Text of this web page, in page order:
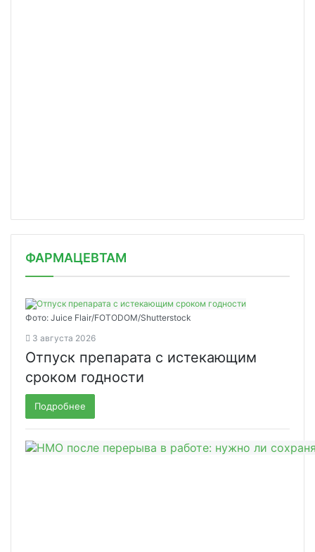
ФАРМАЦЕВТАМ
Фото: Juice Flair/FOTODOM/Shutterstoсk
3 августа 2026
Отпуск препарата с истекающим
сроком годности
Подробнее